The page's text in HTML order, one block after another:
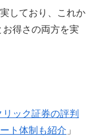
しており、これか
得さの両方を実
リック証券の評判
ト体制も紹介 」